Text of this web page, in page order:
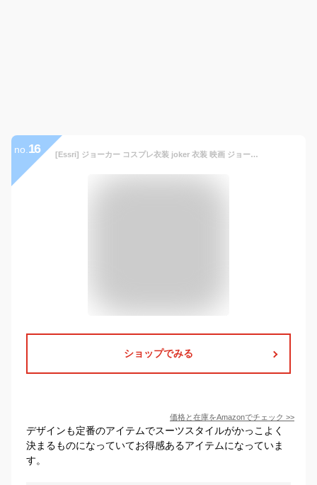
no. 16 [Essri] ジョーカー コスプレ衣装 joker 衣装 映画 ジョーカー コスチューム JOKER コスプレ 変装 仮装 文化祭 学園祭 クリスマス ハロウィン 祝日贈り物 L
ショップでみる
価格と在庫をAmazonでチェック >>
デザインも定番のアイテムでスーツスタイルがかっこよく
決まるものになっていてお得感あるアイテムになっていま
す。